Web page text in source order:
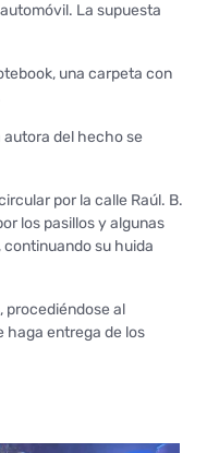
La supuesta
una carpeta con
autora del hecho se
por la calle Raúl. B.
los pasillos y algunas
su huida
procediéndose al
haga entrega de los